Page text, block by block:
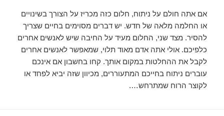
אם אתה חולם על ניתוח, חלום כזה מכריז על הצורך בשינויים
או החלמה מלאה של חדש. יש דברים מסוימים בחיים שצריך
להסיר. מצד שני, החלום מעיד על החיבה שיש לאנשים אחרים
כלפיכם. אולי אתה אדם מאוד תלוי, שמאפשר לאנשים אחרים
לקבל את ההחלטות במקום אותך. קחו בחשבון אם אינכם
עוברים ניתוח בחייכם המתעוררים, מכיוון שזה יביא לפחד או
לקוצר הרוח שמתרחש….